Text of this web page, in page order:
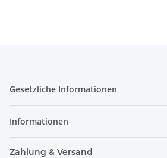
Gesetzliche Informationen
Informationen
Zahlung & Versand